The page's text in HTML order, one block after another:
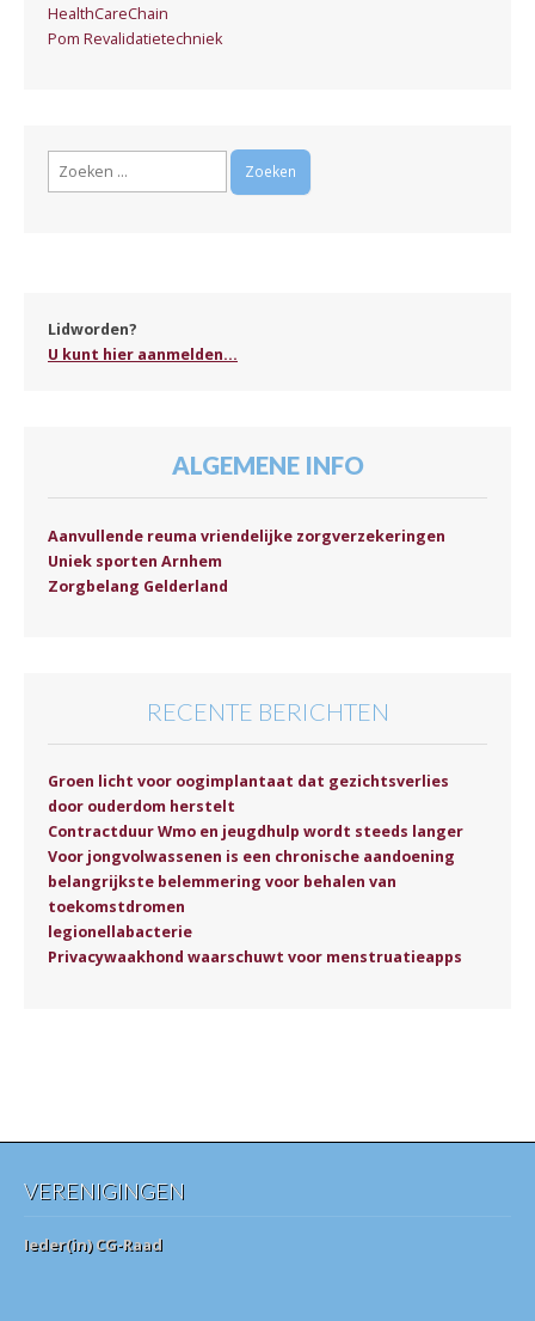
HealthCareChain
Pom Revalidatietechniek
Zoeken
Lidworden?
U kunt hier aanmelden...
ALGEMENE INFO
Aanvullende reuma vriendelijke zorgverzekeringen
Uniek sporten Arnhem
Zorgbelang Gelderland
RECENTE BERICHTEN
Groen licht voor oogimplantaat dat gezichtsverlies
door ouderdom herstelt
Contractduur Wmo en jeugdhulp wordt steeds langer
Voor jongvolwassenen is een chronische aandoening
belangrijkste belemmering voor behalen van
toekomstdromen
legionellabacterie
Privacywaakhond waarschuwt voor menstruatieapps
VERENIGINGEN
Ieder(in) CG-Raad